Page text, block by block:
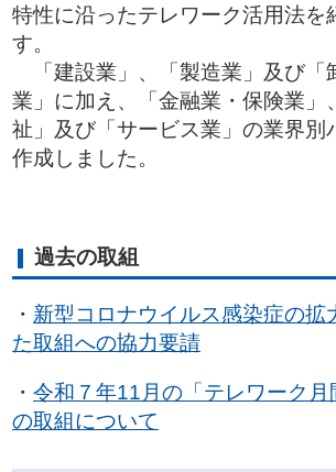
特性に沿ったテレワーク活用法を
す。
「建設業」、「製造業」及び「
業」に加え、「金融業・保険業」
祉」及び「サービス業」の業界別
作成しました。
過去の取組
・ 新型コロナウイルス感染症の拡
た取組への協力要請
・ 令和７年11月の「テレワーク
の取組について